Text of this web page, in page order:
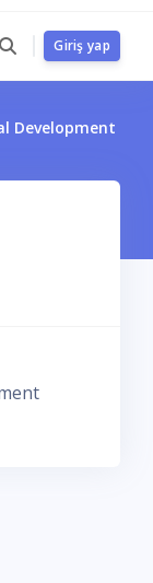
Giriş yap
Development